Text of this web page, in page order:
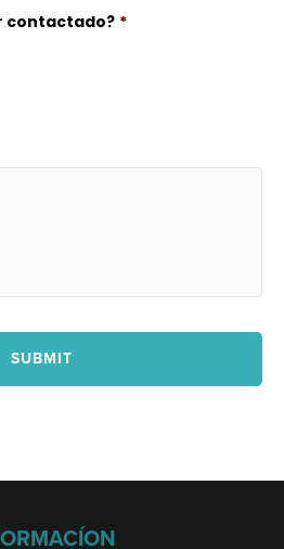
contactado? *